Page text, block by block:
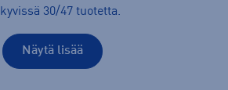
30/47 tuotetta.
Näytä lisää